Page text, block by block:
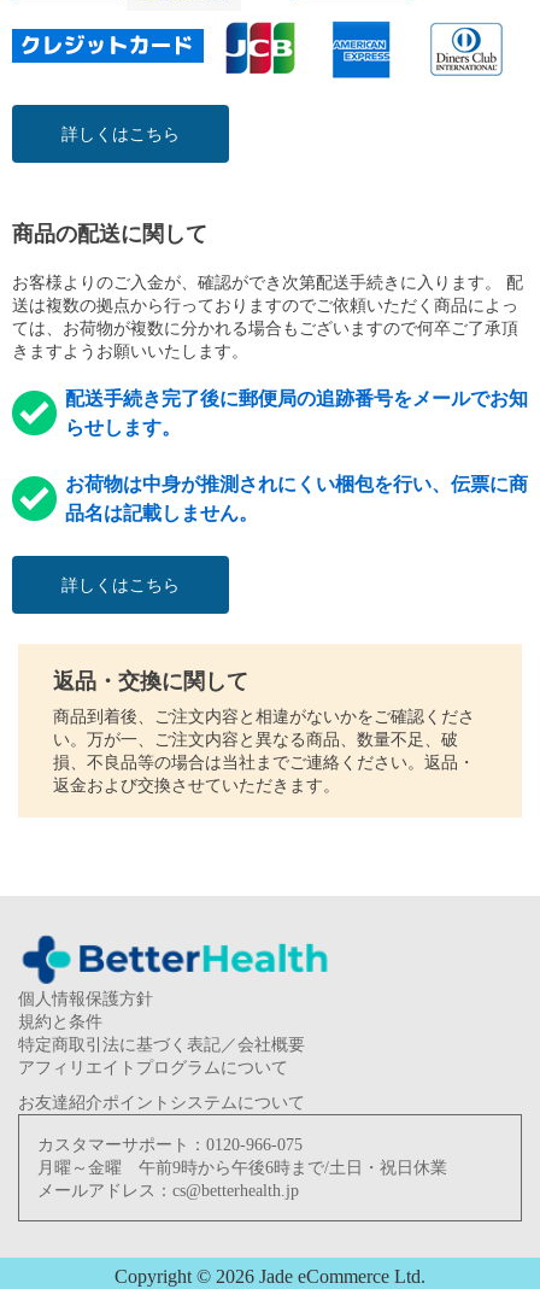
詳しくはこちら
商品の配送に関して
お客様よりのご入金が、確認ができ次第配送手続きに入ります。 配
送は複数の拠点から行っておりますのでご依頼いただく商品によっ
ては、お荷物が複数に分かれる場合もございますので何卒ご了承頂
きますようお願いいたします。
配送手続き完了後に郵便局の追跡番号をメールでお知
らせします。
お荷物は中身が推測されにくい梱包を行い、伝票に商
品名は記載しません。
詳しくはこちら
返品・交換に関して
商品到着後、ご注文内容と相違がないかをご確認くださ
い。万が一、ご注文内容と異なる商品、数量不足、破
損、不良品等の場合は当社までご連絡ください。返品・
返金および交換させていただきます。
個人情報保護方針
規約と条件
特定商取引法に基づく表記／会社概要
アフィリエイトプログラムについて
お友達紹介ポイントシステムについて
カスタマーサポート： 0120-966-075
月曜～金曜 午前9時から午後6時まで/土日・祝日休業
メールアドレス： cs@betterhealth.jp
Copyright © 2026 Jade eCommerce Ltd.